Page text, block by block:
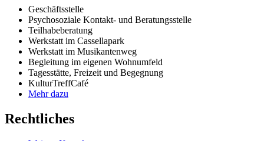
Geschäftsstelle
Psychosoziale Kontakt- und Beratungsstelle
Teilhabeberatung
Werkstatt im Cassellapark
Werkstatt im Musikantenweg
Begleitung im eigenen Wohnumfeld
Tagesstätte, Freizeit und Begegnung
KulturTreffCafé
Mehr dazu
Rechtliches